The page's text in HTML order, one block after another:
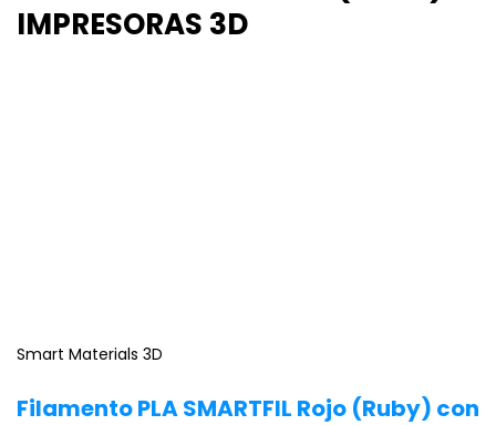
IMPRESORAS 3D
Smart Materials 3D
Filamento PLA SMARTFIL Rojo (Ruby) con